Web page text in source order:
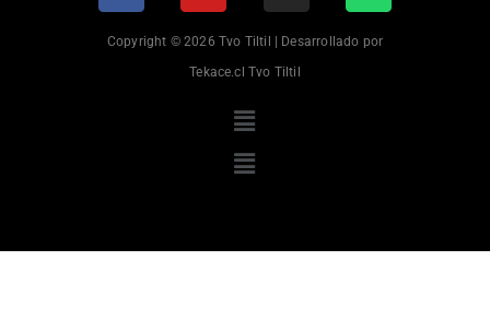
Copyright © 2026 Tvo Tiltil | Desarrollado por
Tekace.cl Tvo Tiltil